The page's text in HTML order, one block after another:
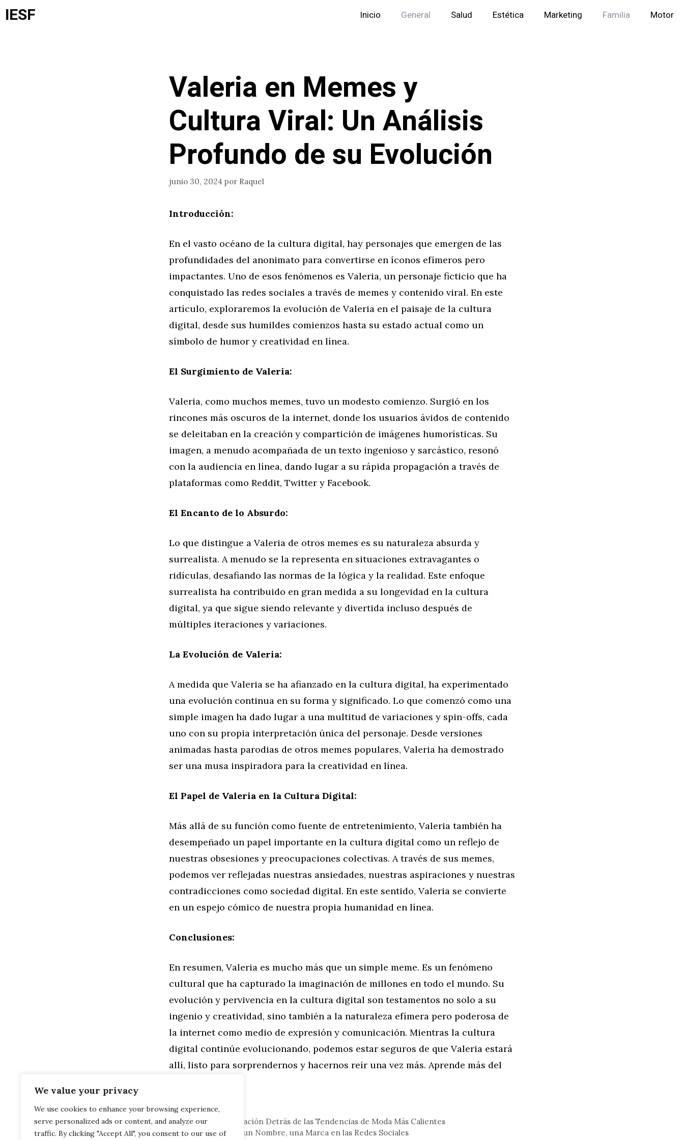
We value your privacy
We use cookies to enhance your browsing experience,
serve personalized ads or content, and analyze our
traffic. By clicking "Accept All", you consent to our use of
Saltar
alIESF Inicio General Salud Estética Marketing Familia Motor
Valeria en Memes y
Cultura Viral: Un Análisis
Profundo de su Evolución
junio 30, 2024 por Raquel
Introducción:
En el vasto océano de la cultura digital, hay personajes que emergen de las
profundidades del anonimato para convertirse en íconos efímeros pero
impactantes. Uno de esos fenómenos es Valeria, un personaje ficticio que ha
conquistado las redes sociales a través de memes y contenido viral. En este
artículo, exploraremos la evolución de Valeria en el paisaje de la cultura
digital, desde sus humildes comienzos hasta su estado actual como un
símbolo de humor y creatividad en línea.
El Surgimiento de Valeria:
Valeria, como muchos memes, tuvo un modesto comienzo. Surgió en los
rincones más oscuros de la internet, donde los usuarios ávidos de contenido
se deleitaban en la creación y compartición de imágenes humorísticas. Su
imagen, a menudo acompañada de un texto ingenioso y sarcástico, resonó
con la audiencia en línea, dando lugar a su rápida propagación a través de
plataformas como Reddit, Twitter y Facebook.
El Encanto de lo Absurdo:
Lo que distingue a Valeria de otros memes es su naturaleza absurda y
surrealista. A menudo se la representa en situaciones extravagantes o
ridículas, desafiando las normas de la lógica y la realidad. Este enfoque
surrealista ha contribuido en gran medida a su longevidad en la cultura
digital, ya que sigue siendo relevante y divertida incluso después de
múltiples iteraciones y variaciones.
La Evolución de Valeria:
A medida que Valeria se ha afianzado en la cultura digital, ha experimentado
una evolución continua en su forma y significado. Lo que comenzó como una
simple imagen ha dado lugar a una multitud de variaciones y spin-offs, cada
uno con su propia interpretación única del personaje. Desde versiones
animadas hasta parodias de otros memes populares, Valeria ha demostrado
ser una musa inspiradora para la creatividad en línea.
El Papel de Valeria en la Cultura Digital:
Más allá de su función como fuente de entretenimiento, Valeria también ha
desempeñado un papel importante en la cultura digital como un reflejo de
nuestras obsesiones y preocupaciones colectivas. A través de sus memes,
podemos ver reflejadas nuestras ansiedades, nuestras aspiraciones y nuestras
contradicciones como sociedad digital. En este sentido, Valeria se convierte
en un espejo cómico de nuestra propia humanidad en línea.
Conclusiones:
En resumen, Valeria es mucho más que un simple meme. Es un fenómeno
cultural que ha capturado la imaginación de millones en todo el mundo. Su
evolución y pervivencia en la cultura digital son testamentos no solo a su
ingenio y creatividad, sino también a la naturaleza efímera pero poderosa de
la internet como medio de expresión y comunicación. Mientras la cultura
digital continúe evolucionando, podemos estar seguros de que Valeria estará
allí, listo para sorprendernos y hacernos reír una vez más. Aprende más del
Categorías
Familia,General
Valeria: La Inspiración Detrás de las Tendencias de Moda Más Calientes
Valeria: Más que un Nombre, una Marca en las Redes Sociales